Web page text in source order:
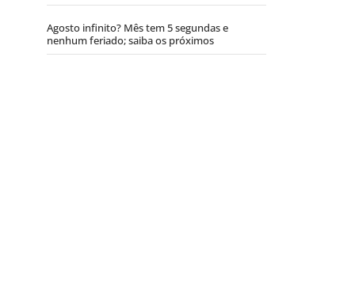
Agosto infinito? Mês tem 5 segundas e
nenhum feriado; saiba os próximos